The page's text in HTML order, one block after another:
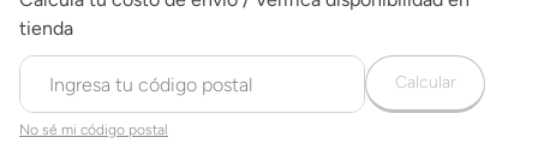
No sé mi código postal
Calcular